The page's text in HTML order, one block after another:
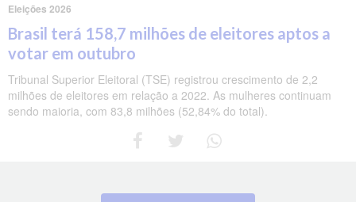
Eleições 2026
Brasil terá 158,7 milhões de eleitores aptos a
votar em outubro
Tribunal Superior Eleitoral (TSE) registrou crescimento de 2,2
milhões de eleitores em relação a 2022. As mulheres continuam
sendo maioria, com 83,8 milhões (52,84% do total).